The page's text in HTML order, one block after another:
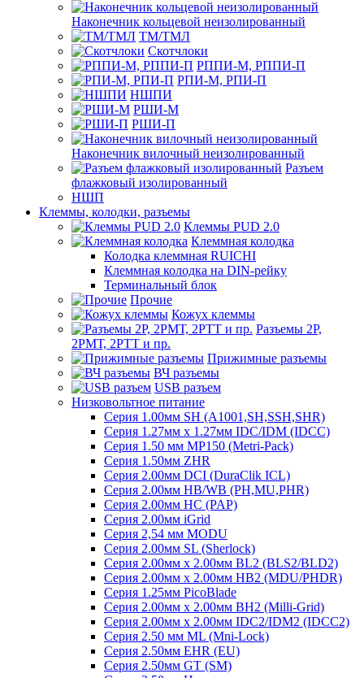
Наконечник кольцевой неизолированный
ТМ/ТМЛ
Скотчлоки
РППИ-М, РППИ-П
РПИ-М, РПИ-П
НШПИ
РШИ-М
РШИ-П
Наконечник вилочный неизолированный
Разъем
флажковый изолированный
НШП
Клеммы, колодки, разъемы
Клеммы PUD 2.0
Клеммная колодка
Колодка клеммная RUICHI
Клеммная колодка на DIN-рейку
Терминальный блок
Прочие
Кожух клеммы
Разъемы 2Р,
2РМТ, 2РТТ и пр.
Прижимные разъемы
ВЧ разъемы
USB разъем
Низковольтное питание
Серия 1.00мм SH (A1001,SH,SSH,SHR)
Серия 1.27мм x 1.27мм IDC/IDM (IDCC)
Серия 1.50 мм MP150 (Metri-Pack)
Серия 1.50мм ZHR
Серия 2.00мм DCI (DuraClik ICL)
Серия 2.00мм HB/WB (PH,MU,PHR)
Серия 2.00мм HC (PAP)
Серия 2.00мм iGrid
Серия 2,54 мм MODU
Серия 2.00мм SL (Sherlock)
Серия 2.00мм x 2.00мм BL2 (BLS2/BLD2)
Серия 2.00мм x 2.00мм HB2 (MDU/PHDR)
Серия 1.25мм PicoBlade
Серия 2.00мм х 2.00мм BH2 (Milli-Grid)
Серия 2.00мм х 2.00мм IDC2/IDM2 (IDCC2)
Серия 2.50 мм ML (Mni-Lock)
Серия 2.50мм EHR (EU)
Серия 2.50мм GT (SM)